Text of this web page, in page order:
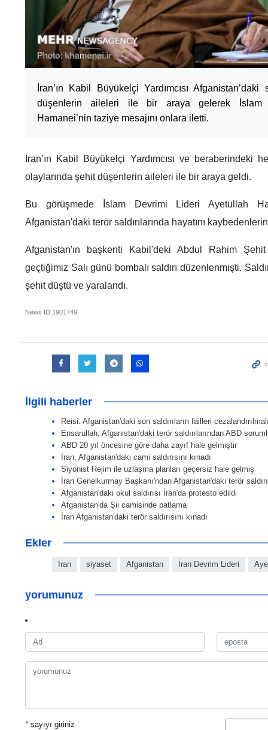
İran’ın Kabil Büyükelçi Yardımcısı
düşenlerin aileleri ile bir araya gelerek İslam
Hamanei’nin taziye mesajını onlara iletti.
İran’ın Kabil Büyükelçi Yardımcısı ve beraberindeki
olaylarında şehit düşenlerin aileleri ile bir araya geldi.
Bu görüşmede İslam Devrimi Lideri Ayetullah
Afganistan'daki terör saldırılarında hayatını
Afganistan'ın başkenti Kabil'deki Abdul Rahim
geçtiğimiz Salı günü bombalı saldırı düzenlenmişti.
şehit düştü ve yaralandı.
News ID 1901749
İlgili haberler
Reisi: Afganistan'daki son saldırıların failleri cezalandırılmalı
Ensarullah: Afganistan'daki terör saldırılarından ABD
ABD 20 yıl öncesine göre daha zayıf hale gelmiştir
İran, Afganistan'daki cami saldırısını kınadı
Siyonist Rejim ile uzlaşma planları geçersiz hale gelmiş
İran Genelkurmay Başkanı'ndan Afganistan'daki terör
Afganistan'daki okul saldırısı İran'da protesto edildi
Afganistan'da Şii camisinde patlama
İran Afganistan'daki terör saldırısını kınadı
Ekler
İran siyaset Afganistan İran Devrim Lideri
yorumunuz
*sayıyı giriniz